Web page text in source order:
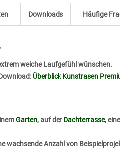
Downloads Häufige
weiche Laufgefühl wünschen.
Überblick Kunstrasen
Garten, auf der Dachterrasse,
wachsende Anzahl von